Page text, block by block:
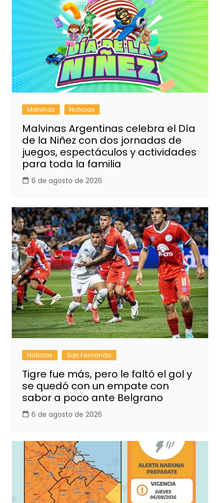
Malvinas Noticias
Malvinas Argentinas celebra el Día
de la Niñez con dos jornadas de
juegos, espectáculos y actividades
para toda la familia
6 de agosto de 2026
Noticias San Fernando
Tigre fue más, pero le faltó el gol y
se quedó con un empate con
sabor a poco ante Belgrano
6 de agosto de 2026